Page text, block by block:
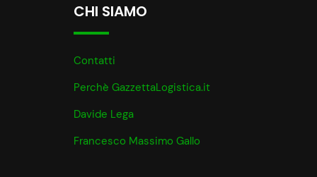
CHI SIAMO
Contatti
Perchè GazzettaLogistica.it
Davide Lega
Francesco Massimo Gallo